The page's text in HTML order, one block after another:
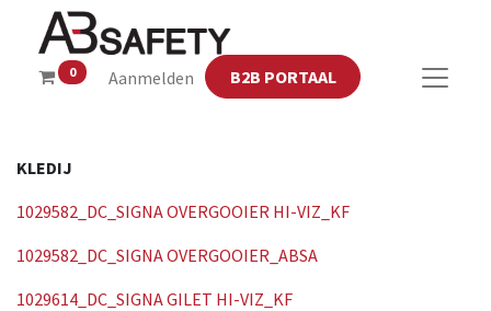
0 Aanmelden B2B PORTAAL
KLEDIJ
1029582_DC_SIGNA OVERGOOIER HI-VIZ_KF
1029582_DC_SIGNA OVERGOOIER_ABSA
1029614_DC_SIGNA GILET HI-VIZ_KF